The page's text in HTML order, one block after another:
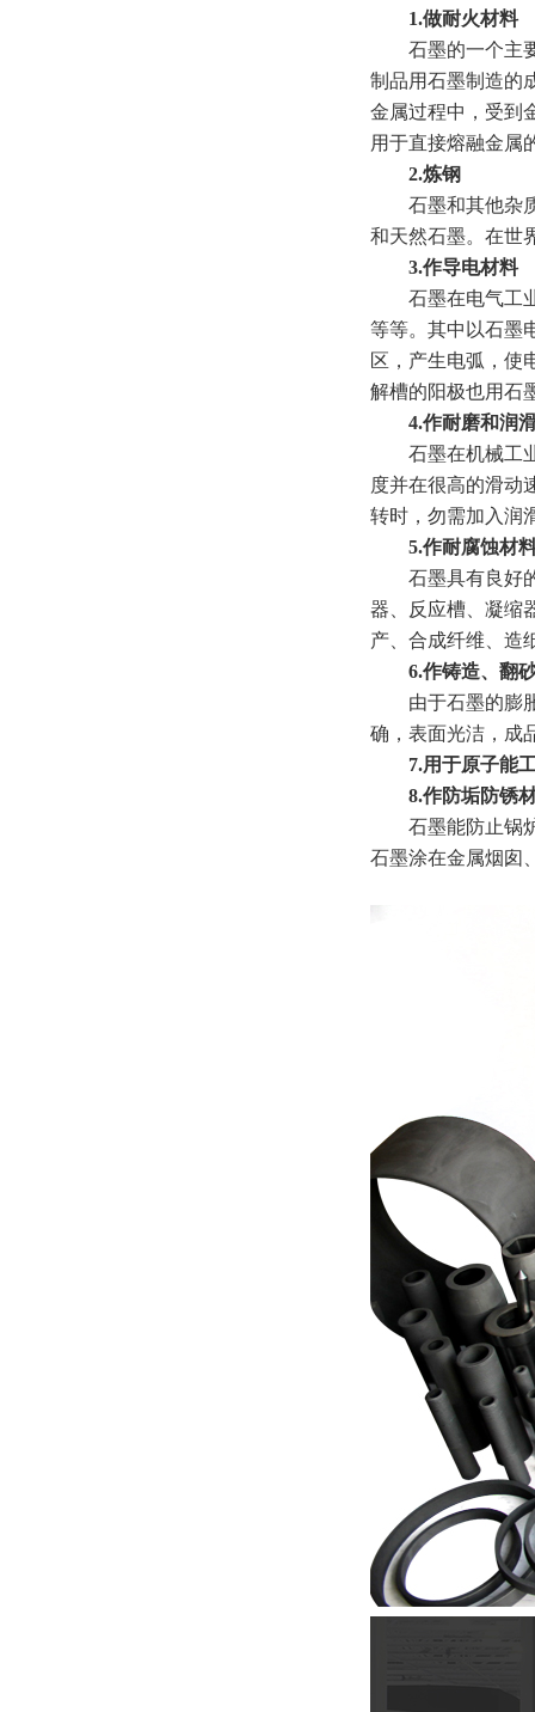
1.做耐火材料
石墨的一个主要
制品用石墨制造的
金属过程中，受到
用于直接熔融金属
2.炼钢
石墨和其他杂质
和天然石墨。在世
3.作导电材料
石墨在电气工业
等等。其中以石墨
区，产生电弧，使
解槽的阳极也用石
4.作耐磨和润
石墨在机械工业
度并在很高的滑动
转时，勿需加入润
5.作耐腐蚀材
石墨具有良好的
器、反应槽、凝缩
产、合成纤维、造
6.作铸造、翻砂
由于石墨的膨胀
确，表面光洁，成
7.用于原子能工
8.作防垢防锈
石墨能防止锅炉
石墨涂在金属烟囱